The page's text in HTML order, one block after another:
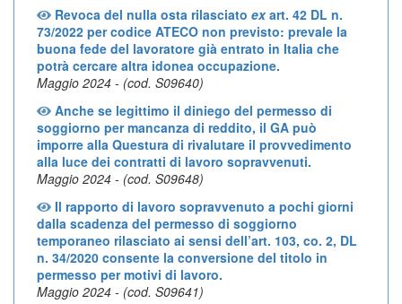
Revoca del nulla osta rilasciato exart. 42 DL n.
73/2022 per codice ATECO non previsto: prevale la
buona fede del lavoratore già entrato in Italia che
potrà cercare altra idonea occupazione.
Maggio 2024 - (cod. S09640)
Anche se legittimo il diniego del permesso di
soggiorno per mancanza di reddito, il GA può
imporre alla Questura di rivalutare il provvedimento
alla luce dei contratti di lavoro sopravvenuti.
Maggio 2024 - (cod. S09648)
Il rapporto di lavoro sopravvenuto a pochi giorni
dalla scadenza del permesso di soggiorno
temporaneo rilasciato ai sensi dell’art. 103, co. 2, DL
n. 34/2020 consente la conversione del titolo in
permesso per motivi di lavoro.
Maggio 2024 - (cod. S09641)